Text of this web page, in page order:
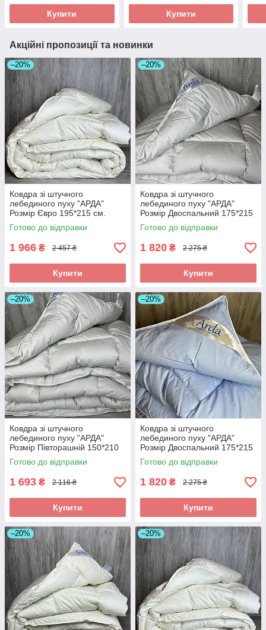
Купити Купити
Акційні пропозиції та новинки
–20%
Ковдра зі штучного
лебединого пуху "АРДА"
Розмір Євро 195*215 см.
Чохол хлопок Зимова тепла
ковдра
Готово до відправки
1 966 ₴ 2 457 ₴
Купити
–20%
Ковдра зі штучного
лебединого пуху "АРДА"
Розмір Двоспальний 175*215
см. Зимова тепла ковдра
Готово до відправки
1 820 ₴ 2 275 ₴
Купити
–20%
Ковдра зі штучного
лебединого пуху "АРДА"
Розмір Півторашній 150*210
см. Зимова тепла ковдра
Готово до відправки
1 693 ₴ 2 116 ₴
Купити
–20%
Ковдра зі штучного
лебединого пуху "АРДА"
Розмір Двоспальний 175*215
см. Зимова тепла ковдра
Готово до відправки
1 820 ₴ 2 275 ₴
Купити
–20% –20%